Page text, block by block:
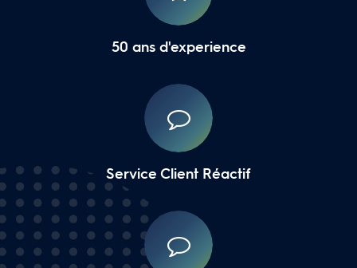
50 ans d'experience
Service Client Réactif